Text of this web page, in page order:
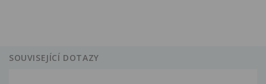
SOUVISEJÍCÍ DOTAZY